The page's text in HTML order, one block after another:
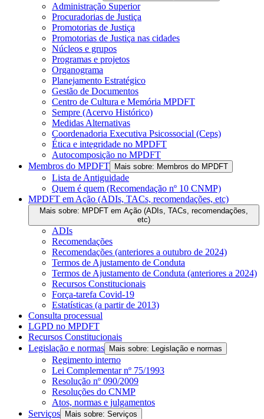
Administração Superior
Procuradorias de Justiça
Promotorias de Justiça
Promotorias de Justiça nas cidades
Núcleos e grupos
Programas e projetos
Organograma
Planejamento Estratégico
Gestão de Documentos
Centro de Cultura e Memória MPDFT
Sempre (Acervo Histórico)
Medidas Alternativas
Coordenadoria Executiva Psicossocial (Ceps)
Ética e integridade no MPDFT
Autocomposição no MPDFT
Membros do MPDFT
Mais sobre: Membros do MPDFT
Lista de Antiguidade
Quem é quem (Recomendação nº 10 CNMP)
MPDFT em Ação (ADIs, TACs, recomendações, etc)
Mais sobre: MPDFT em Ação (ADIs, TACs, recomendações,
etc)
ADIs
Recomendações
Recomendações (anteriores a outubro de 2024)
Termos de Ajustamento de Conduta
Termos de Ajustamento de Conduta (anteriores a 2024)
Recursos Constitucionais
Força-tarefa Covid-19
Estatísticas (a partir de 2013)
Consulta processual
LGPD no MPDFT
Recursos Constitucionais
Legislação e normas
Mais sobre: Legislação e normas
Regimento interno
Lei Complementar nº 75/1993
Resolução nº 090/2009
Resoluções do CNMP
Atos, normas e julgamentos
Serviços
Mais sobre: Serviços